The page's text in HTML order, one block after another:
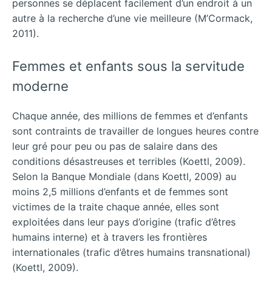
personnes se déplacent facilement d’un endroit à un
autre à la recherche d’une vie meilleure (M’Cormack,
2011).
Femmes et enfants sous la servitude
moderne
Chaque année, des millions de femmes et d’enfants
sont contraints de travailler de longues heures contre
leur gré pour peu ou pas de salaire dans des
conditions désastreuses et terribles (Koettl, 2009).
Selon la Banque Mondiale (dans Koettl, 2009) au
moins 2,5 millions d’enfants et de femmes sont
victimes de la traite chaque année, elles sont
exploitées dans leur pays d’origine (trafic d’êtres
humains interne) et à travers les frontières
internationales (trafic d’êtres humains transnational)
(Koettl, 2009).